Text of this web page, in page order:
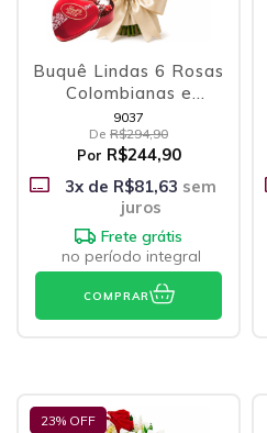
Buquê Lindas 6 Rosas
Colombianas e
Coração Lindt
9037
De R$294,90
Por R$244,90
3x de R$81,63 sem
juros
Frete grátis
no período integral
COMPRAR
23% OFF